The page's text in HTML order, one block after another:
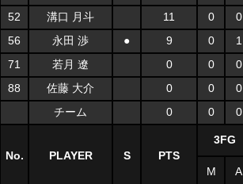
52
溝口 月斗 11 0 0
56
永田 渉 ● 9 0 1
71
若月 遼 0 0 0
88
佐藤 大介 0 0 0
チーム
0 0 0
No. PLAYER S PTS
3FG
M A